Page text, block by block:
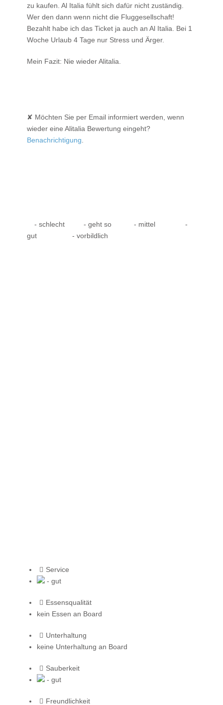
zu kaufen. Al Italia fühlt sich dafür nicht zuständig.
Wer den dann wenn nicht die Fluggesellschaft!
Bezahlt habe ich das Ticket ja auch an Al Italia. Bei 1
Woche Urlaub 4 Tage nur Stress und Ärger.
Mein Fazit: Nie wieder Alitalia.
✘ Möchten Sie per Email informiert werden, wenn
wieder eine Alitalia Bewertung eingeht?
Benachrichtigung
- schlecht - geht so - mittel
-
gut
- vorbildlich
Service
- gut
Essensqualität
kein Essen an Board
Unterhaltung
keine Unterhaltung an Board
Sauberkeit
- gut
Freundlichkeit